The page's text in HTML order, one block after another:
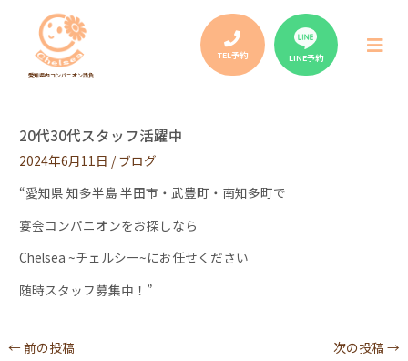
愛知県内コンパニオン請負
TEL予約 LINE予約
メ
ニ
20代30代スタッフ活躍中
2024年6月11日 / ブログ
“愛知県 知多半島 半田市・武豊町・南知多町で
宴会コンパニオンをお探しなら
Chelsea ~チェルシー~にお任せください
随時スタッフ募集中！”
navigation
←前の投稿 次の投稿 →